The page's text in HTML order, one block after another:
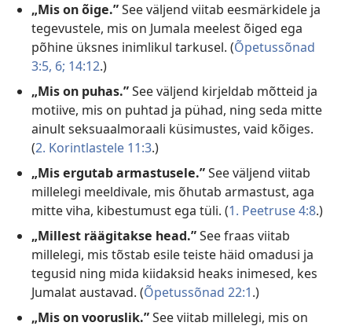
„Mis on õige.”See väljend viitab eesmärkidele ja
tegevustele, mis on Jumala meelest õiged ega
põhine üksnes inimlikul tarkusel. (Õpetussõnad
3:5, 6; 14:12.)
„Mis on puhas.”See väljend kirjeldab mõtteid ja
motiive, mis on puhtad ja pühad, ning seda mitte
ainult seksuaalmoraali küsimustes, vaid kõiges.
(2. Korintlastele 11:3.)
„Mis ergutab armastusele.”See väljend viitab
millelegi meeldivale, mis õhutab armastust, aga
mitte viha, kibestumust ega tüli. (1. Peetruse 4:8.)
„Millest räägitakse head.”See fraas viitab
millelegi, mis tõstab esile teiste häid omadusi ja
tegusid ning mida kiidaksid heaks inimesed, kes
Jumalat austavad. (Õpetussõnad 22:1.)
„Mis on vooruslik.”See viitab millelegi, mis on